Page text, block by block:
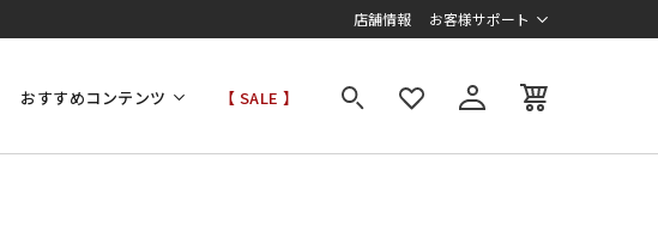
店舗情報 お客様サポート
おすすめコンテンツ 【 SALE 】